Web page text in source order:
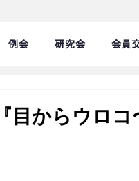
例会 研究会 会員
目からウロコ